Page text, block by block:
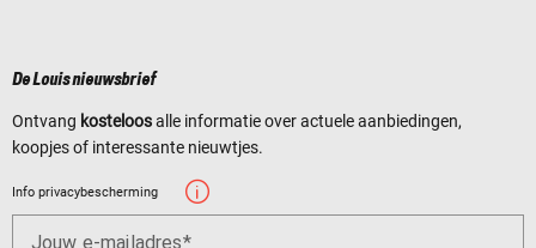
De Louis nieuwsbrief
Ontvang kosteloosalle informatie over actuele aanbiedingen,
koopjes of interessante nieuwtjes.
Info privacybescherming
Jouw e-mailadres